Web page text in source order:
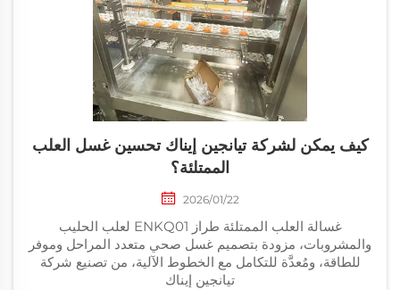
كيف يمكن لشركة تيانجين إيناك تحسين غسل العلب
الممتلئة؟
2026/01/22
غسالة العلب الممتلئة طراز ENKQ01 لعلب الحليب
والمشروبات، مزودة بتصميم غسل صحي متعدد المراحل وموفر
للطاقة، ومُعدَّة للتكامل مع الخطوط الآلية، من تصنيع شركة
تيانجين إيناك